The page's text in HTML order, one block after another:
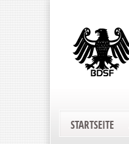
STARTSEITE